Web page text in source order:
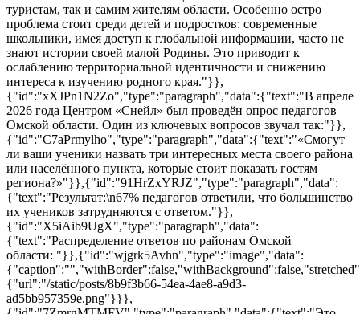
туристам, так и самим жителям области. Особенно остро
проблема стоит среди детей и подростков: современные
школьники, имея доступ к глобальной информации, часто не
знают истории своей малой Родины. Это приводит к
ослаблению территориальной идентичности и снижению
интереса к изучению родного края."}},
{"id":"xXJPn1N2Zo","type":"paragraph","data":{"text":"В апреле
2026 года Центром «Снейл» был проведён опрос педагогов
Омской области. Один из ключевых вопросов звучал так:"}},
{"id":"C7aPrmylho","type":"paragraph","data":{"text":"«Смогут
ли ваши ученики назвать три интересных места своего района
или населённого пункта, которые стоит показать гостям
региона?»"}},{"id":"91HrZxYRJZ","type":"paragraph","data":
{"text":"Результат:\n67% педагогов ответили, что большинство
их учеников затрудняются с ответом."}},
{"id":"X5iAib9UgX","type":"paragraph","data":
{"text":"Распределение ответов по районам Омской
области: "}},{"id":"wjgrk5Avhn","type":"image","data":
{"url":"/static/posts/8b9f3b66-54ea-4ae8-a9d3-
ad5bb957359e.png"}}},